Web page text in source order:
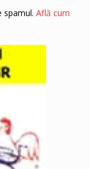
spamul. Află cum